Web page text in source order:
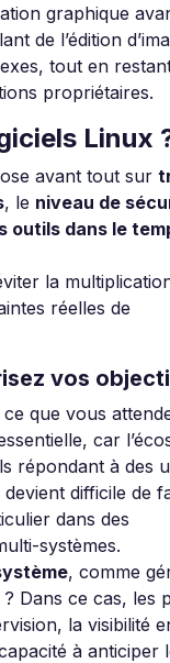
graphique
de l’édition
tout en
propriétaires.
Linux
avant tout sur
, le niveau de
outils dans le
la
réelles de
vos
que vous
car
répondant à des
difficile de
dans des
systèmes.
, comme
Dans ce cas, les
la visibilité
à anticiper